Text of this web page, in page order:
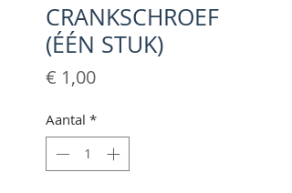
CRANKSCHROEF
(ÉÉN STUK)
€ 1,00Prijs
Aantal *